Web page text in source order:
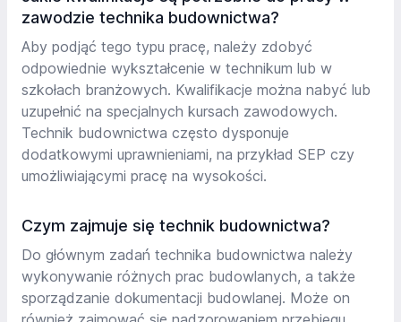
zawodzie technika budownictwa?
Aby podjąć tego typu pracę, należy zdobyć
odpowiednie wykształcenie w technikum lub w
szkołach branżowych. Kwalifikacje można nabyć lub
uzupełnić na specjalnych kursach zawodowych.
Technik budownictwa często dysponuje
dodatkowymi uprawnieniami, na przykład SEP czy
umożliwiającymi pracę na wysokości.
Czym zajmuje się technik budownictwa?
Do głównym zadań technika budownictwa należy
wykonywanie różnych prac budowlanych, a także
sporządzanie dokumentacji budowlanej. Może on